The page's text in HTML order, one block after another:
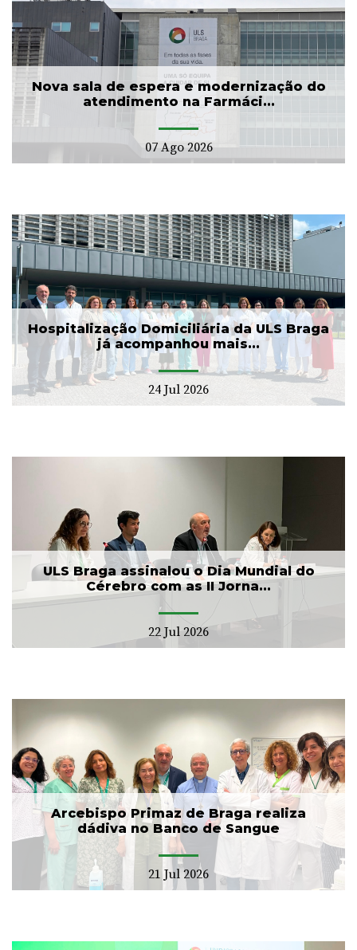
Nova sala de espera e modernização do
atendimento na Farmáci...
07 Ago 2026
Hospitalização Domiciliária da ULS Braga
já acompanhou mais...
24 Jul 2026
ULS Braga assinalou o Dia Mundial do
Cérebro com as II Jorna...
22 Jul 2026
Arcebispo Primaz de Braga realiza
dádiva no Banco de Sangue
21 Jul 2026